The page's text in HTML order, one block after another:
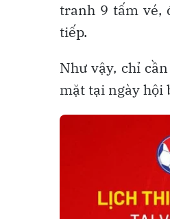
tranh 9 tấm vé,
tiếp.
Như vậy, chỉ
mặt tại ngày hội